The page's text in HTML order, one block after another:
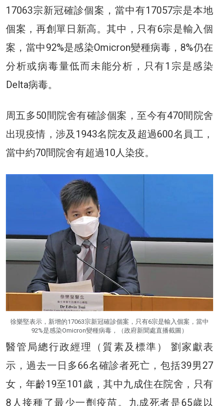
17063宗新冠確診個案，當中有17057宗是本地
個案，再創單日新高。其中，只有6宗是輸入個
案，當中92%是感染Omicron變種病毒，8%仍在
分析或病毒量低而未能分析，只有1宗是感染
Delta病毒。
周五多50間院舍有確診個案，至今有470間院舍
出現疫情，涉及1943名院友及超過600名員工，
當中約70間院舍有超過10人染疫。
徐樂堅表示，新增的17063宗新冠確診個案，只有6宗是輸入個案，當中
92%是感染Omicron變種病毒，（政府新聞處直播截圖）
醫管局總行政經理（質素及標準） 劉家獻表
示，過去一日多66名確診者死亡，包括39男27
女，年齡19至101歲，其中九成住在院舍，只有
8人接種了最少一劑疫苗。九成死者是65歲以